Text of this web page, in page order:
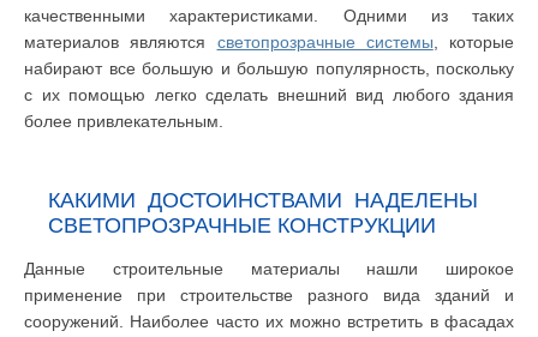
качественными характеристиками. Одними из таких
материалов являются светопрозрачные системы , которые
набирают все большую и большую популярность, поскольку
с их помощью легко сделать внешний вид любого здания
более привлекательным.
КАКИМИ ДОСТОИНСТВАМИ НАДЕЛЕНЫ
СВЕТОПРОЗРАЧНЫЕ КОНСТРУКЦИИ
Данные строительные материалы нашли широкое
применение при строительстве разного вида зданий и
сооружений. Наиболее часто их можно встретить в фасадах